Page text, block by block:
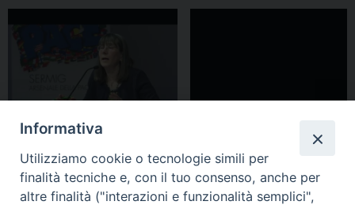
Informativa
Utilizziamo cookie o tecnologie simili per
finalità tecniche e, con il tuo consenso, anche per
altre finalità ("interazioni e funzionalità semplici",